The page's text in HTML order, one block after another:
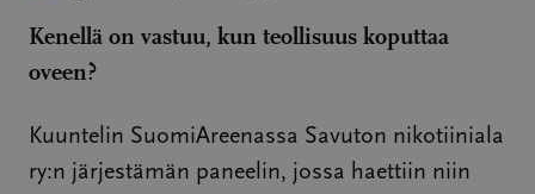
Kenellä on vastuu, kun teollisuus koputtaa
oveen?
Kuuntelin SuomiAreenassa Savuton nikotiiniala
ry:n järjestämän paneelin, jossa haettiin niin